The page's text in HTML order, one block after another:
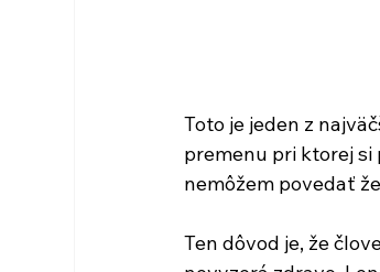
Toto je jeden z
premenu pri ktorej si
nemôžem povedať
Ten dôvod je, že